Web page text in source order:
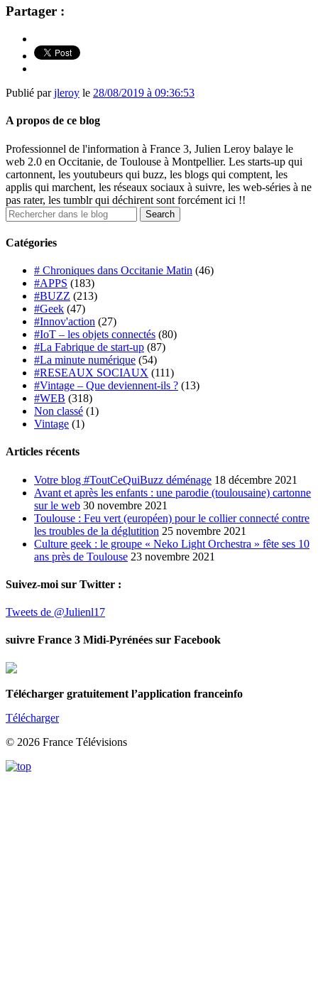
Partager :
Publié parjleroy le 28/08/2019 à 09:36:53
A propos de ce blog
Professionnel de l'information à France 3, Julien Leroy balaye le
web 2.0 en Occitanie, de Toulouse à Montpellier. Les starts-up qui
cartonnent, les youtubeurs qui buzz, les blogs qui comptent, les
applis qui marchent, les réseaux sociaux à suivre, les web-séries à ne
pas rater, les tumblr qui déchirent sont forcément ici !!
Catégories
# Chroniques dans Occitanie Matin (46)
#APPS (183)
#BUZZ (213)
#Geek (47)
#Innov'action (27)
#IoT – les objets connectés (80)
#La Fabrique de start-up (87)
#La minute numérique (54)
#RESEAUX SOCIAUX (111)
#Vintage – Que deviennent-ils ? (13)
#WEB (318)
Non classé (1)
Vintage (1)
Articles récents
Votre blog #ToutCeQuiBuzz déménage 18 décembre 2021
Avant et après les enfants : une parodie (toulousaine) cartonne
sur le web 30 novembre 2021
Toulouse : Feu vert (européen) pour le collier connecté contre
les troubles de la déglutition 25 novembre 2021
Culture geek : le groupe « Neko Light Orchestra » fête ses 10
ans près de Toulouse 23 novembre 2021
Suivez-moi sur Twitter :
Tweets de @Julienl17
suivre France 3 Midi-Pyrénées sur Facebook
Télécharger gratuitement l’application franceinfo
Télécharger
© 2026 France Télévisions